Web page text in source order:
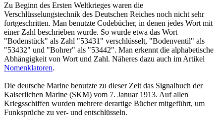
Zu Beginn des Ersten Weltkrieges waren die
Verschlüsselungstechnik des Deutschen Reiches noch nicht sehr
fortgeschritten. Man benutzte Codebücher, in denen jedes Wort mit
einer Zahl beschrieben wurde. So wurde etwa das Wort
"Bodenstück" als Zahl "53431" verschlüsselt, "Bodenventil" als
"53432" und "Bohrer" als "53442". Man erkennt die alphabetische
Abhängigkeit von Wort und Zahl. Näheres dazu auch im Artikel
Nomenklatoren.
Die deutsche Marine benutzte zu dieser Zeit das Signalbuch der
Kaiserlichen Marine (SKM) vom 7. Januar 1913. Auf allen
Kriegsschiffen wurden mehrere derartige Bücher mitgeführt, um
Funksprüche zu ver- und entschlüsseln.